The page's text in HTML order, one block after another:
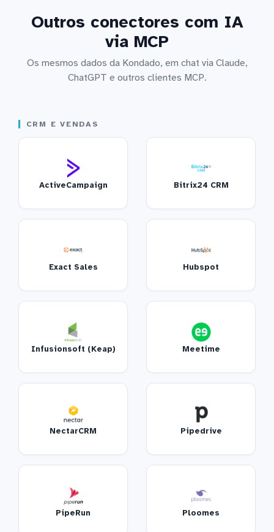
Outros conectores com IA
via MCP
Os mesmos dados da Kondado, em chat via Claude,
ChatGPT e outros clientes MCP.
CRM E VENDAS
ActiveCampaign Bitrix24 CRM
Exact Sales Hubspot
Infusionsoft (Keap) Meetime
NectarCRM Pipedrive
PipeRun Ploomes